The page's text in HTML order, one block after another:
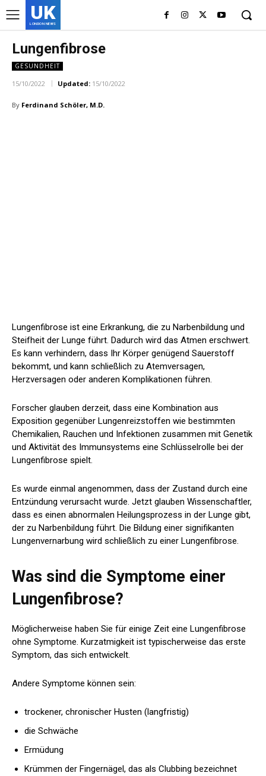
UK
LONDON NEWS
Lungenfibrose
GESUNDHEIT
15/10/2022 Updated: 15/10/2022
By Ferdinand Schöler, M.D.
Lungenfibrose ist eine Erkrankung, die zu Narbenbildung und
Steifheit der Lunge führt. Dadurch wird das Atmen erschwert.
Es kann verhindern, dass Ihr Körper genügend Sauerstoff
bekommt, und kann schließlich zu Atemversagen,
Herzversagen oder anderen Komplikationen führen.
Forscher glauben derzeit, dass eine Kombination aus
Exposition gegenüber Lungenreizstoffen wie bestimmten
Chemikalien, Rauchen und Infektionen zusammen mit Genetik
und Aktivität des Immunsystems eine Schlüsselrolle bei der
Lungenfibrose spielt.
Es wurde einmal angenommen, dass der Zustand durch eine
Entzündung verursacht wurde. Jetzt glauben Wissenschaftler,
dass es einen abnormalen Heilungsprozess in der Lunge gibt,
der zu Narbenbildung führt. Die Bildung einer signifikanten
Lungenvernarbung wird schließlich zu einer Lungenfibrose.
Was sind die Symptome einer
Lungenfibrose?
Möglicherweise haben Sie für einige Zeit eine Lungenfibrose
ohne Symptome. Kurzatmigkeit ist typischerweise das erste
Symptom, das sich entwickelt.
Andere Symptome können sein:
trockener, chronischer Husten (langfristig)
die Schwäche
Ermüdung
Krümmen der Fingernägel, das als Clubbing bezeichnet